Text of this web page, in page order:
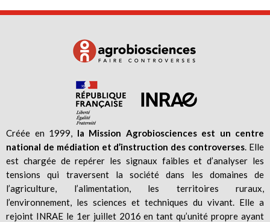
Créée en 1999, la Mission Agrobiosciences est un centre
national de médiation et d’instruction des controverses. Elle
est chargée de repérer les signaux faibles et d’analyser les
tensions qui traversent la société dans les domaines de
l’agriculture, l’alimentation, les territoires ruraux,
l’environnement, les sciences et techniques du vivant. Elle a
rejoint INRAE le 1er juillet 2016 en tant qu’unité propre ayant